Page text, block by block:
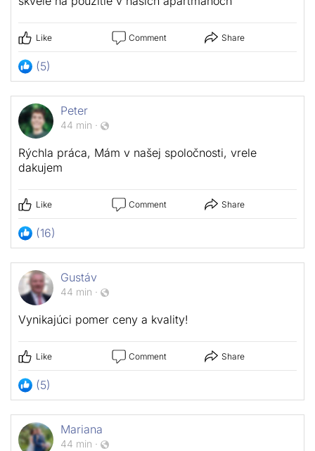
Like Comment Share
(5)
Peter
44 min ·
Rýchla práca, Mám v našej spoločnosti, vrele
dakujem
Like Comment Share
(16)
Gustáv
44 min ·
Vynikajúci pomer ceny a kvality!
Like Comment Share
(5)
Mariana
44 min ·